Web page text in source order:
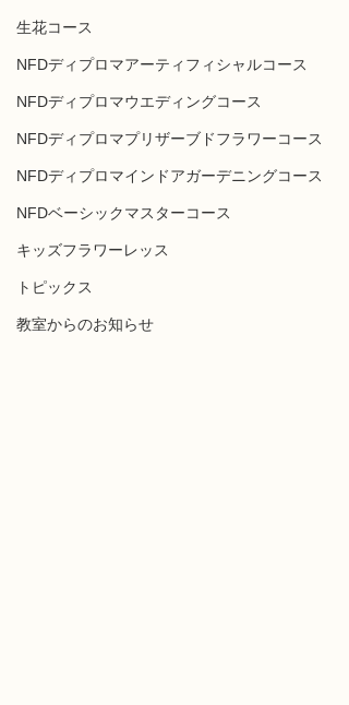
生花コース
NFDディプロマアーティフィシャルコース
NFDディプロマウエディングコース
NFDディプロマプリザーブドフラワーコース
NFDディプロマインドアガーデニングコース
NFDベーシックマスターコース
キッズフラワーレッス
トピックス
教室からのお知らせ